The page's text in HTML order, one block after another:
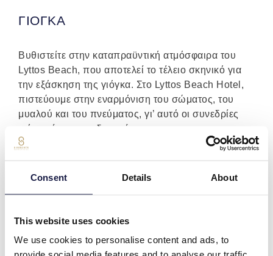
Consent Details About
This website uses cookies
We use cookies to personalise content and ads, to
ΓΙΟΓΚΑ
Βυθιστείτε στην καταπραϋντική ατμόσφαιρα του
Lyttos Beach, που αποτελεί το τέλειο σκηνικό για
την εξάσκηση της γιόγκα. Στο Lyttos Beach Hotel,
πιστεύουμε στην εναρμόνιση του σώματος, του
μυαλού και του πνεύματος, γι’ αυτό οι συνεδρίες
γιόγκα έχουν σχεδιαστεί για να...